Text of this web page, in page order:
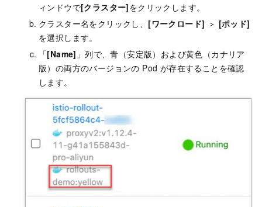
ィンドウで[クラスター]をクリックします。
クラスター名をクリックし、 [ワークロード] ＞ [ポッド]
を選択します。
「[Name] 」列で、青（安定版）および黄色（カナリア
版）の両方のバージョンの Pod が存在することを確認
します。